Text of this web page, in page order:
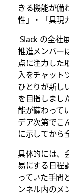
きる機能が備
性」・「具現
Slack の全社
推進メンバー
点に注力した
入をチャット
ひとりが新し
を目指しまし
能が備わって
デア次第でこ
に示してから
具体的には、
易にする日程
っていた手間
ンネル内のメ